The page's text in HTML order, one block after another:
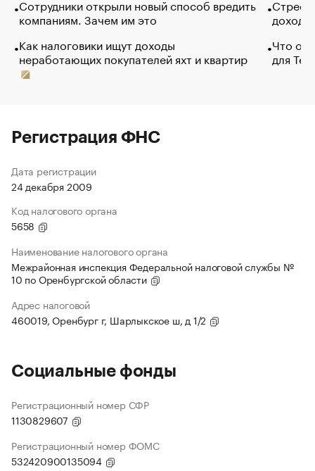
Сотрудники открыли новый способ вредить
компаниям. Зачем им это
Как налоговики ищут доходы
неработающих покупателей яхт и квартир
Что
для
Регистрация ФНС
Дата регистрации
24 декабря 2009
Код налогового органа
5658
Наименование налогового органа
Межрайонная инспекция Федеральной налоговой службы №
10 по Оренбургской области
Адрес налоговой
460019, Оренбург г, Шарлыкское ш, д 1/2
Социальные фонды
Регистрационный номер СФР
1130829607
Регистрационный номер ФОМС
532420900135094